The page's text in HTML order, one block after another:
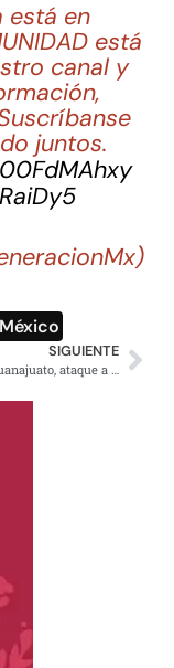
está en
está
canal y
juntos.
México
SIGUIENTE
Horror en Guanajuato, ataque a bar dejar 8 muertos y cinco heridos